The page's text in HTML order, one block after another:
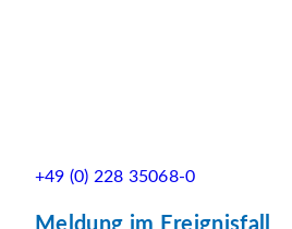
+49 (0) 228 35068-0